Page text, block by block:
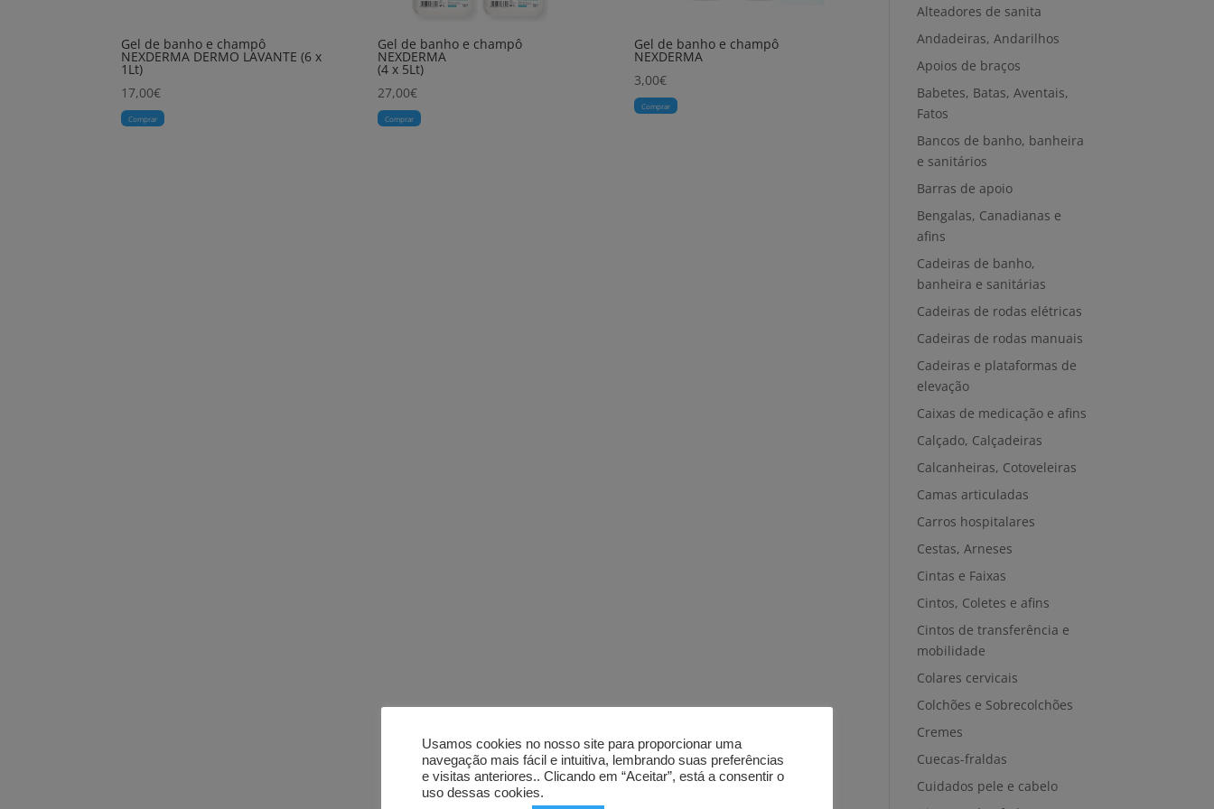
Gel de banho e champô
NEXDERMA DERMO LAVANTE (6 x
1Lt)
17,00€
Comprar
Gel de banho e champô
NEXDERMA
(4 x 5Lt)
27,00€
Comprar
Gel de banho e champô
NEXDERMA
3,00€
Comprar
Alteadores de sanita
Andadeiras, Andarilhos
Apoios de braços
Babetes, Batas, Aventais,
Fatos
Bancos de banho, banheira
e sanitários
Barras de apoio
Bengalas, Canadianas e
afins
Cadeiras de banho,
banheira e sanitárias
Cadeiras de rodas elétricas
Cadeiras de rodas manuais
Cadeiras e plataformas de
elevação
Caixas de medicação e afins
Calçado, Calçadeiras
Calcanheiras, Cotoveleiras
Camas articuladas
Carros hospitalares
Cestas, Arneses
Cintas e Faixas
Cintos, Coletes e afins
Cintos de transferência e
mobilidade
Colares cervicais
Colchões e Sobrecolchões
Cremes
Cuecas-fraldas
Cuidados pele e cabelo
Usamos cookies no nosso site para proporcionar uma
navegação mais fácil e intuitiva, lembrando suas preferências
e visitas anteriores.. Clicando em “Aceitar”, está a consentir o
uso dessas cookies.